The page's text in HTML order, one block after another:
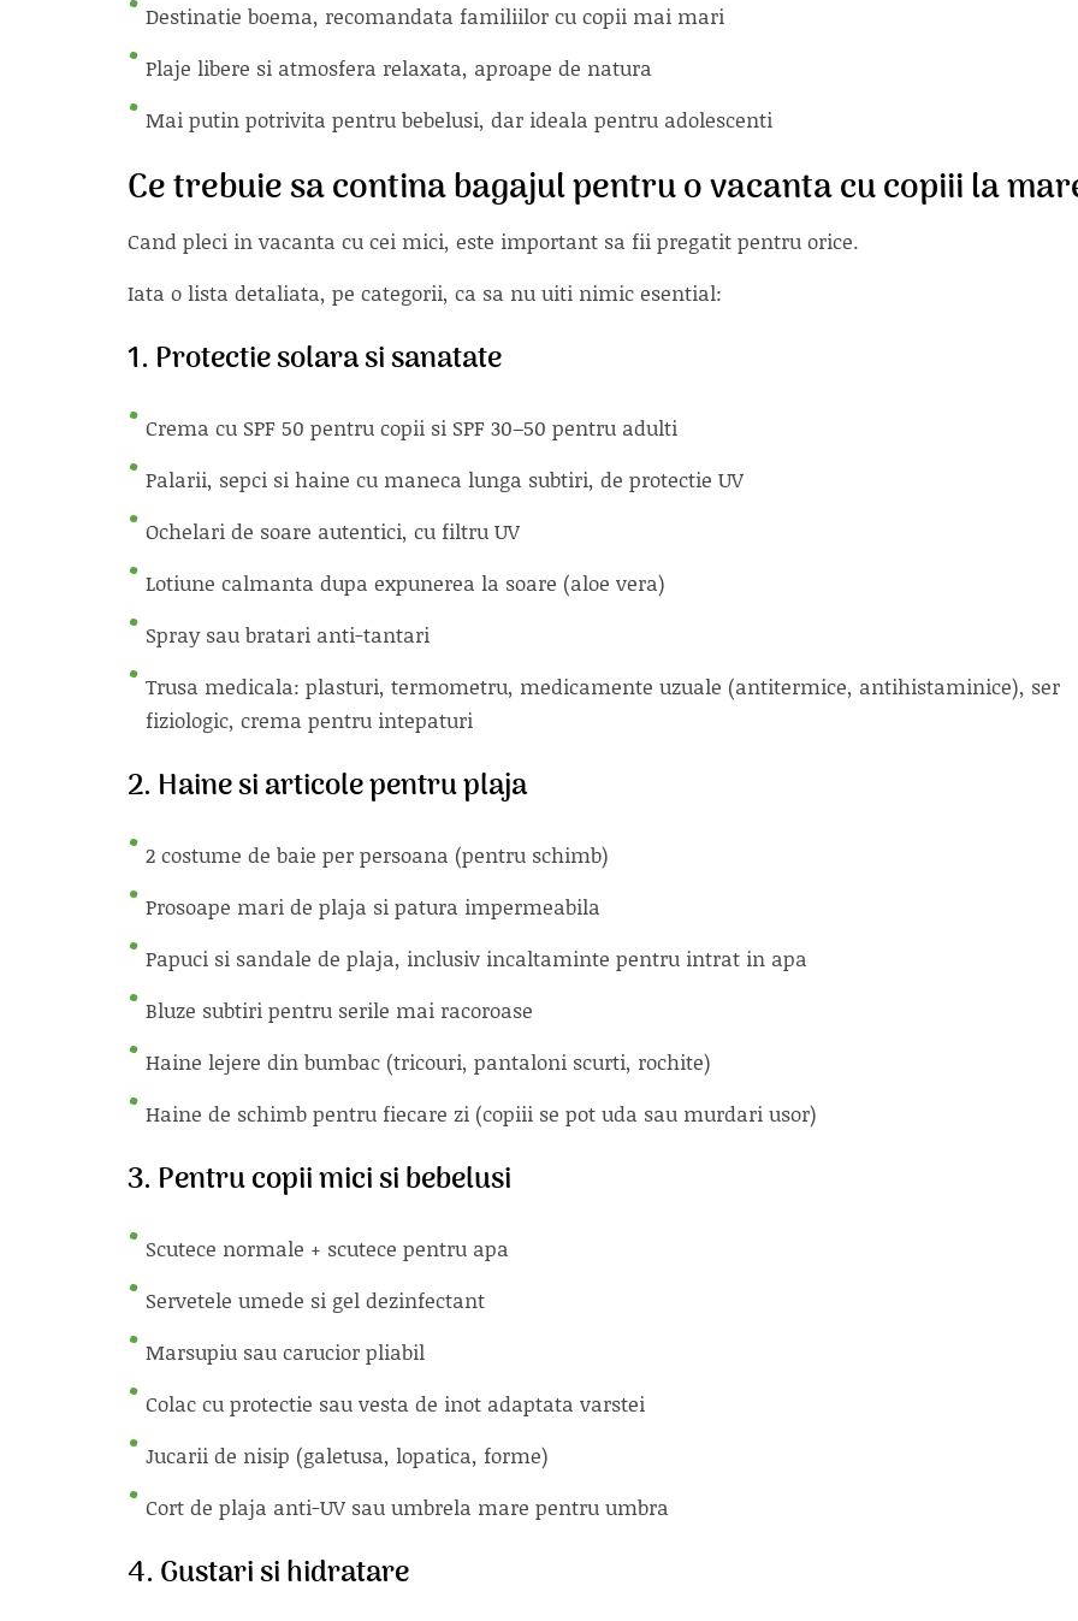
Destinatie boema, recomandata familiilor cu copii mai mari
Plaje libere si atmosfera relaxata, aproape de natura
Mai putin potrivita pentru bebelusi, dar ideala pentru adolescenti
Ce trebuie sa contina bagajul pentru o vacanta cu copiii la
Cand pleci in vacanta cu cei mici, este important sa fii pregatit pentru orice.
Iata o lista detaliata, pe categorii, ca sa nu uiti nimic esential:
1. Protectie solara si sanatate
Crema cu SPF 50 pentru copii si SPF 30–50 pentru adulti
Palarii, sepci si haine cu maneca lunga subtiri, de protectie UV
Ochelari de soare autentici, cu filtru UV
Lotiune calmanta dupa expunerea la soare (aloe vera)
Spray sau bratari anti-tantari
Trusa medicala: plasturi, termometru, medicamente uzuale (antitermice, antihistaminice), ser
fiziologic, crema pentru intepaturi
2. Haine si articole pentru plaja
2 costume de baie per persoana (pentru schimb)
Prosoape mari de plaja si patura impermeabila
Papuci si sandale de plaja, inclusiv incaltaminte pentru intrat in apa
Bluze subtiri pentru serile mai racoroase
Haine lejere din bumbac (tricouri, pantaloni scurti, rochite)
Haine de schimb pentru fiecare zi (copiii se pot uda sau murdari usor)
3. Pentru copii mici si bebelusi
Scutece normale + scutece pentru apa
Servetele umede si gel dezinfectant
Marsupiu sau carucior pliabil
Colac cu protectie sau vesta de inot adaptata varstei
Jucarii de nisip (galetusa, lopatica, forme)
Cort de plaja anti-UV sau umbrela mare pentru umbra
4. Gustari si hidratare